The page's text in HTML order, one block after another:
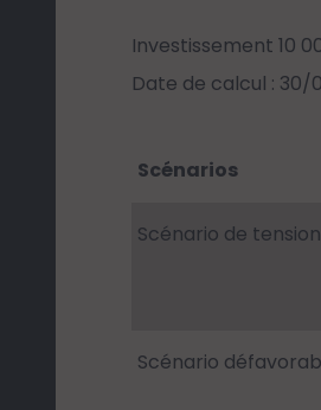
Investissement 10
Date de calcul : 30/
Scénarios
Scénario de
Scénario